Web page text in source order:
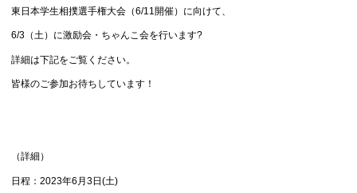
東日本学生相撲選手権大会（6/11開催）に向けて、
6/3（土）に激励会・ちゃんこ会を行います?
詳細は下記をご覧ください。
皆様のご参加お待ちしています！
（詳細）
日程：2023年6月3日(土)